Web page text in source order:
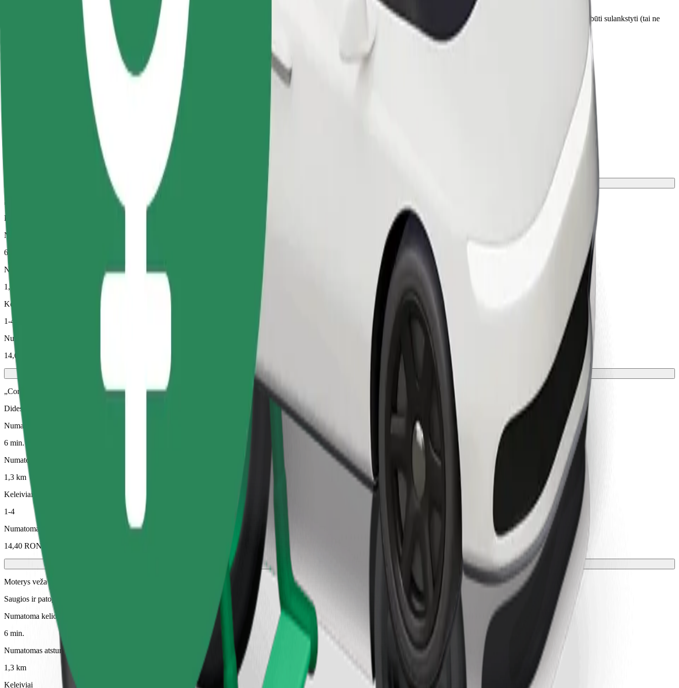
Šios kategorijos partneriai vairuotojai gali padėti senjorams ir žmonėms su negalia. Jei turite specialių pageidavimų, praneškite partneriui vairuotojui prieš paėmimo vietą. Vežimėliai turi būti sulankstyti (tai ne
pritaikyta vežimėliui paslauga).
Numatoma kelionės trukmė
„Bolt“
Patikimos kelionės įprastais vidutinio dydžio automobiliais
Numatoma kelionės trukmė
6 min.
Numatomas atstumas
1,3 km
Keleiviai
1-4
Numatoma kaina
14,60 RON
„Comfort“
Didesni automobiliai, kuriuose daugiau erdvės kojoms ir lagaminams
Numatoma kelionės trukmė
6 min.
Numatomas atstumas
1,3 km
Keleiviai
1-4
Numatoma kaina
14,40 RON
Moterys veža moteris
Saugios ir patogios kelionės tik moterims (reikalingas patvirtinimas)
Numatoma kelionės trukmė
6 min.
Numatomas atstumas
1,3 km
Keleiviai